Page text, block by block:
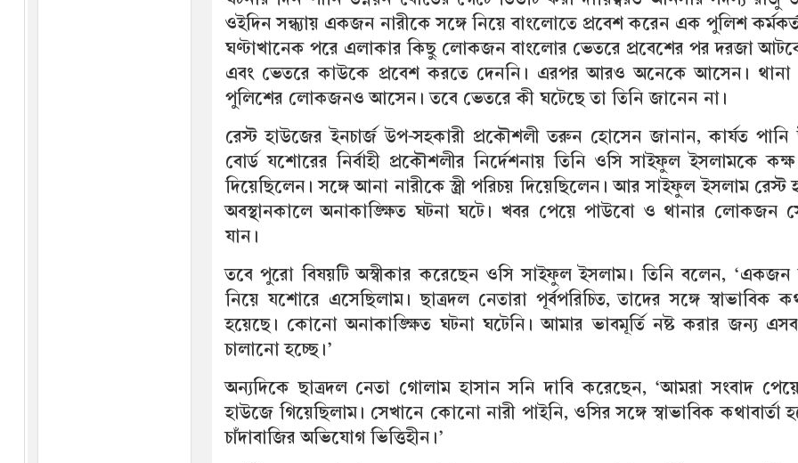
ওইদিন সন্ধ্যায় একজন নারীকে সঙ্গে নিয়ে বাংলোতে প্রবেশ করেন এক পুলিশ
ঘণ্টাখানেক পরে এলাকার কিছু লোকজন বাংলোর ভেতরে প্রবেশের পর দরজা
এবং ভেতরে কাউকে প্রবেশ করতে দেননি। এরপর আরও অনেকে আসেন। থানা
পুলিশের লোকজনও আসেন। তবে ভেতরে কী ঘটেছে তা তিনি জানেন না।
রেস্ট হাউজের ইনচার্জ উপ-সহকারী প্রকৌশলী তরুন হোসেন জানান, কার্যত পানি
বোর্ড যশোরের নির্বাহী প্রকৌশলীর নির্দেশনায় তিনি ওসি সাইফুল ইসলামকে কক্ষ
দিয়েছিলেন। সঙ্গে আনা নারীকে স্ত্রী পরিচয় দিয়েছিলেন। আর সাইফুল ইসলাম রেস্ট
অবস্থানকালে অনাকাঙ্ক্ষিত ঘটনা ঘটে। খবর পেয়ে পাউবো ও থানার লোকজন
যান।
তবে পুরো বিষয়টি অস্বীকার করেছেন ওসি সাইফুল ইসলাম। তিনি বলেন, ‘একজন
নিয়ে যশোরে এসেছিলাম। ছাত্রদল নেতারা পূর্বপরিচিত, তাদের সঙ্গে স্বাভাবিক
হয়েছে। কোনো অনাকাঙ্ক্ষিত ঘটনা ঘটেনি। আমার ভাবমূর্তি নষ্ট করার জন্য এসব
চালানো হচ্ছে।’
অন্যদিকে ছাত্রদল নেতা গোলাম হাসান সনি দাবি করেছেন, ‘আমরা সংবাদ
হাউজে গিয়েছিলাম। সেখানে কোনো নারী পাইনি, ওসির সঙ্গে স্বাভাবিক কথাবার্তা
চাঁদাবাজির অভিযোগ ভিত্তিহীন।’